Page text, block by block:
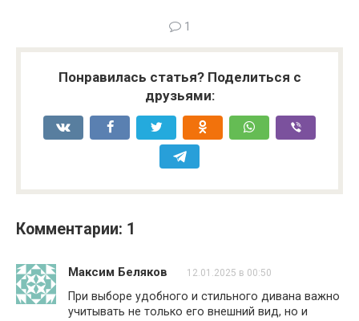
1
Понравилась статья? Поделиться с
друзьями:
Комментарии: 1
Максим Беляков 12.01.2025 в 00:50
При выборе удобного и стильного дивана важно
учитывать не только его внешний вид, но и